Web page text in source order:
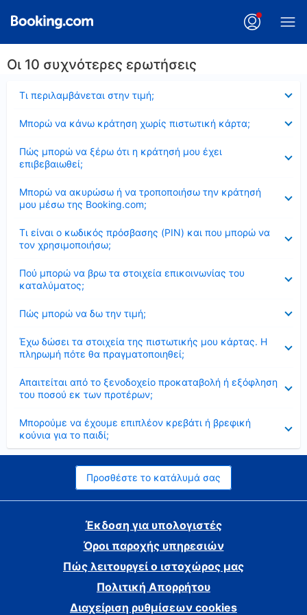
Οι 10 συχνότερες ερωτήσεις
Τι περιλαμβάνεται στην τιμή;
Μπορώ να κάνω κράτηση χωρίς πιστωτική κάρτα;
Πώς μπορώ να ξέρω ότι η κράτησή μου έχει
επιβεβαιωθεί;
Μπορώ να ακυρώσω ή να τροποποιήσω την κράτησή
μου μέσω της Booking.com;
Τι είναι ο κωδικός πρόσβασης (PIN) και που μπορώ να
τον χρησιμοποιήσω;
Πού μπορώ να βρω τα στοιχεία επικοινωνίας του
καταλύματος;
Πώς μπορώ να δω την τιμή;
Έχω δώσει τα στοιχεία της πιστωτικής μου κάρτας. Η
πληρωμή πότε θα πραγματοποιηθεί;
Απαιτείται από το ξενοδοχείο προκαταβολή ή εξόφληση
του ποσού εκ των προτέρων;
Μπορούμε να έχουμε επιπλέον κρεβάτι ή βρεφική
κούνια για το παιδί;
Προσθέστε το κατάλυμά σας
Έκδοση για υπολογιστές
Όροι παροχής υπηρεσιών
Πώς λειτουργεί ο ιστοχώρος μας
Πολιτική Απορρήτου
Διαχείριση ρυθμίσεων cookies